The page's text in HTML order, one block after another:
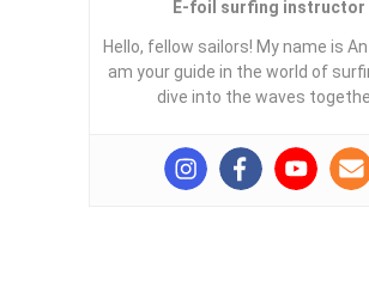
E-foil surfing instructor
Hello, fellow sailors! My name is
am your guide in the world of
dive into the waves